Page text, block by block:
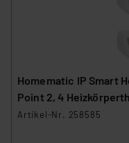
Homematic IP Smart
Point 2, 4
Artikel-Nr. 258585